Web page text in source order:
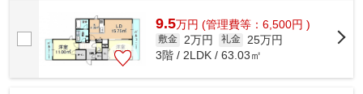
9.5万円 (管理費等：6,500円 )
敷金 2万円 礼金
25万円
3階 / 2LDK / 63.03㎡